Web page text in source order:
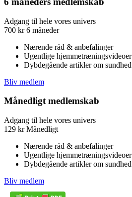
Adgang til hele vores univers
700 kr 6 måneder
Nærende råd & anbefalinger
Ugentlige hjemmetræningsvideoer
Dybdegående artikler om sundhed
Bliv medlem
Månedligt medlemskab
Adgang til hele vores univers
129 kr Månedligt
Nærende råd & anbefalinger
Ugentlige hjemmetræningsvideoer
Dybdegående artikler om sundhed
Bliv medlem